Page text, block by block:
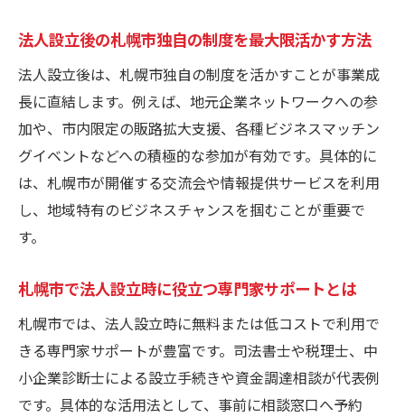
法人設立後の札幌市独自の制度を最大限活かす方法
法人設立後は、札幌市独自の制度を活かすことが事業成
長に直結します。例えば、地元企業ネットワークへの参
加や、市内限定の販路拡大支援、各種ビジネスマッチン
グイベントなどへの積極的な参加が有効です。具体的に
は、札幌市が開催する交流会や情報提供サービスを利用
し、地域特有のビジネスチャンスを掴むことが重要で
す。
札幌市で法人設立時に役立つ専門家サポートとは
札幌市では、法人設立時に無料または低コストで利用で
きる専門家サポートが豊富です。司法書士や税理士、中
小企業診断士による設立手続きや資金調達相談が代表例
です。具体的な活用法として、事前に相談窓口へ予約